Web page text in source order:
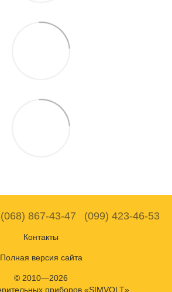
(068) 867-43-47 (099) 423-46-53
Контакты
Полная версия сайта
© 2010—2026
приборов «SIMVOLT»